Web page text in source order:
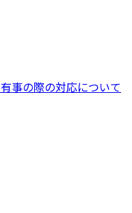
事の際の対応について